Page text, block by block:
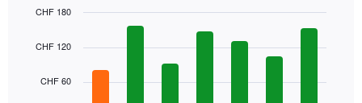
Diagramm
die
chart
bars.
CHF 60
CHF 120
CHF 180